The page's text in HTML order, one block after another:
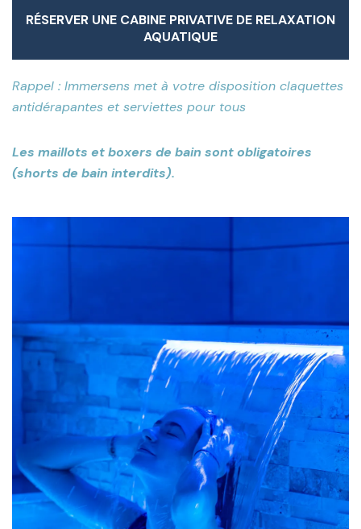
RÉSERVER UNE CABINE PRIVATIVE DE RELAXATION
AQUATIQUE
RÉSERVER UNE CABINE PRIVATIVE DE RELAXATION
Rappel : Immersens met à votre disposition claquettes
antidérapantes et serviettes pour tous
Les maillots et boxers de bain sont obligatoires
(shorts de bain interdits).